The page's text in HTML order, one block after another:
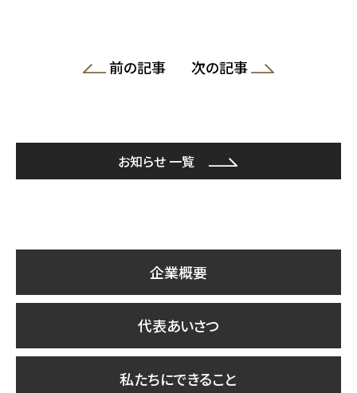
前の記事 次の記事
お知らせ 一覧
企業概要
代表あいさつ
私たちにできること